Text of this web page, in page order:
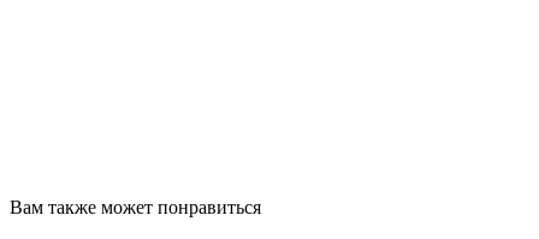
Вам также может понравиться